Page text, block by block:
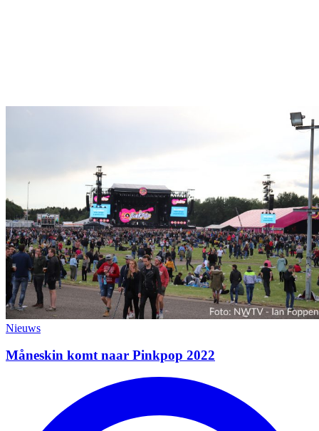
Nieuws
Måneskin komt naar Pinkpop 2022